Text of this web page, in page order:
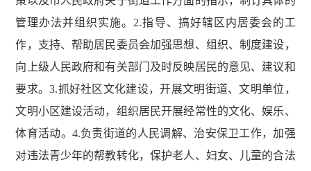
管理办法并组织实施。2.指导、搞好辖区内居委会的工
作，支持、帮助居民委员会加强思想、组织、制度建设，
向上级人民政府和有关部门及时反映居民的意见、建议和
要求。3.抓好社区文化建设，开展文明街道、文明单位，
文明小区建设活动，组织居民开展经常性的文化、娱乐、
体育活动。4.负责街道的人民调解、治安保卫工作，加强
对违法青少年的帮教转化，保护老人、妇女、儿童的合法